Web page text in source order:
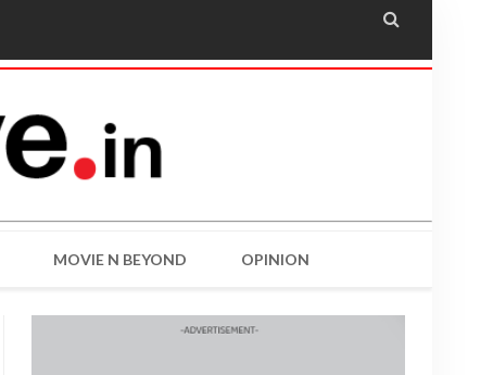

MOVIE N BEYOND OPINION